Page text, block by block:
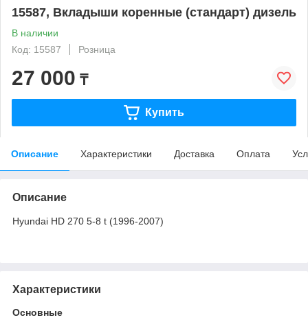
15587, Вкладыши коренные (стандарт) дизель
В наличии
Код: 15587
Розница
27 000 ₸
Купить
Описание Характеристики Доставка Оплата
Описание
Hyundai HD 270 5-8 t (1996-2007)
Характеристики
Основные